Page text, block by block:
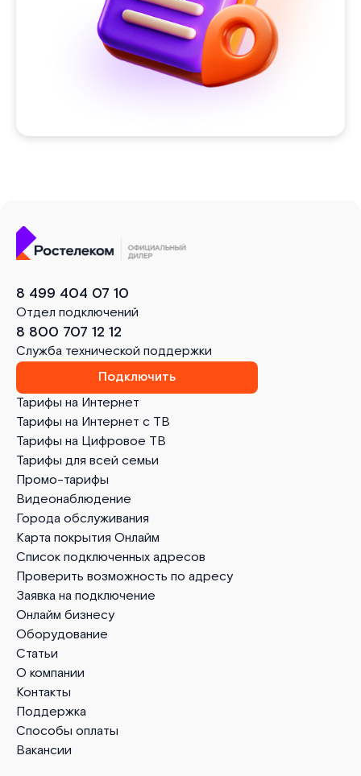
Тарифы на Интернет
Тарифы на Интернет с ТВ
Тарифы на Цифровое ТВ
Тарифы для всей семьи
Промо-тарифы
Видеонаблюдение
Города обслуживания
Карта покрытия Онлайм
Список подключенных адресов
Проверить возможность по адресу
Заявка на подключение
Онлайм бизнесу
Оборудование
Статьи
О компании
Контакты
Поддержка
Способы оплаты
Вакансии
8 499 404 07 10
Отдел подключений
8 800 707 12 12
Служба технической поддержки
Подключить